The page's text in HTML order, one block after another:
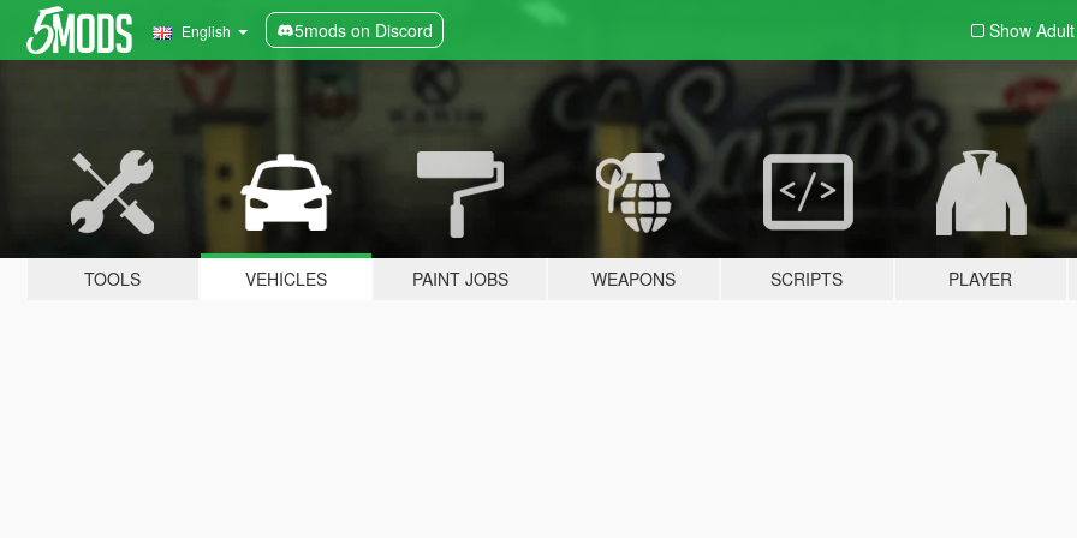
English 5mods on Discord Show
TOOLS VEHICLES PAINT JOBS WEAPONS SCRIPTS PLAYER